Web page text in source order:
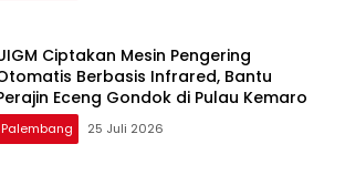
Ciptakan Mesin Pengering
Berbasis Infrared, Bantu
Eceng Gondok di Pulau Kemaro
Palembang 25 Juli 2026